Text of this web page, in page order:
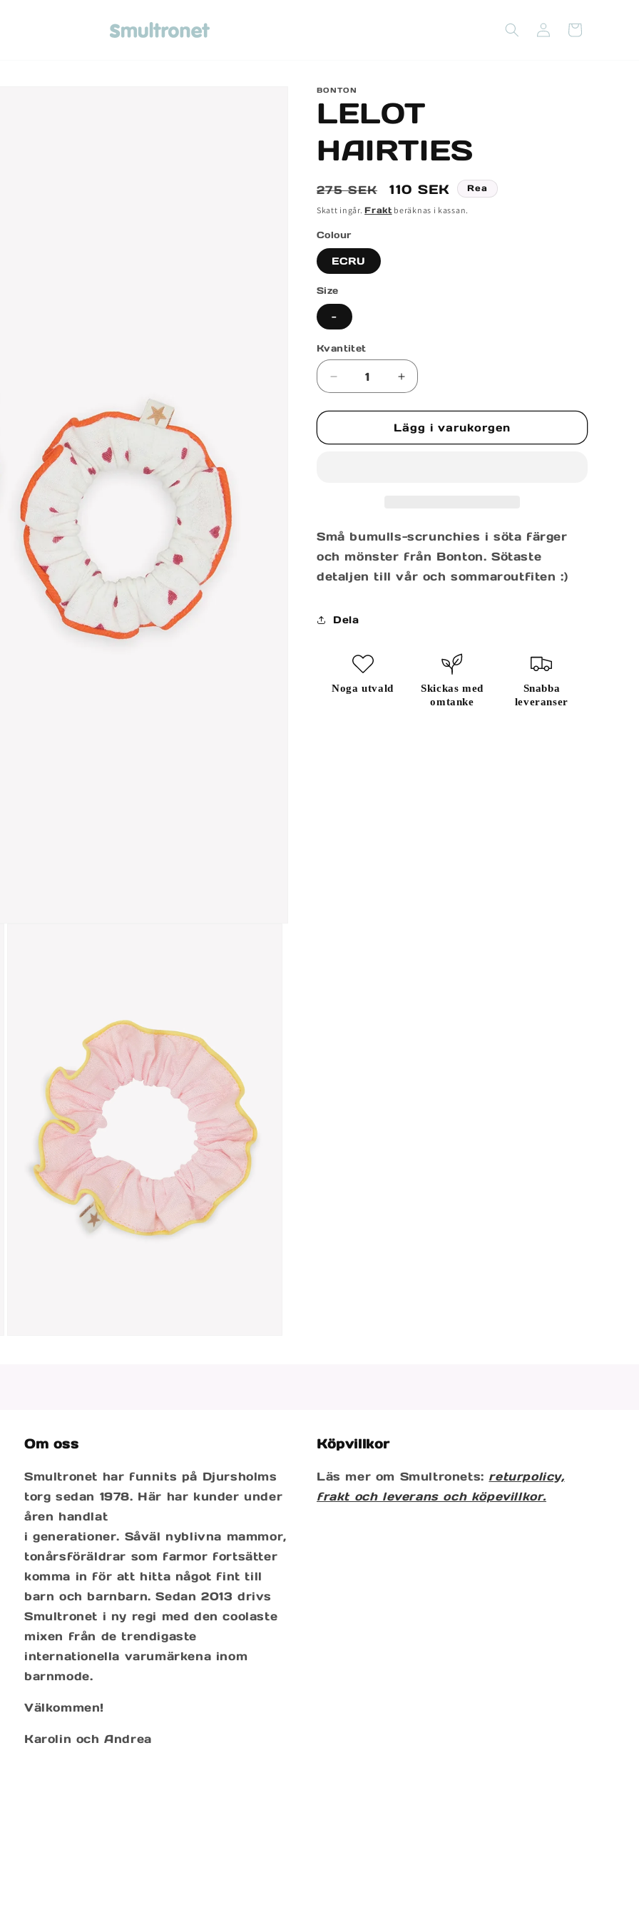
Logga
Varukorg
BONTON
LELOT
HAIRTIES
Ordinarie
pris
275 SEK Försäljningspris
110 SEK Rea
Skatt ingår.Fraktberäknas i kassan.
Colour
ECRU
Size
-
Kvantitet
Minska
för
HAIRTIES
Öka
för
LELOT
HAIRTIES
Lägg i varukorgen
Små bumulls-scrunchies i söta färger
och mönster från Bonton. Sötaste
detaljen till vår och sommaroutfiten :)
Dela
Noga utvald
Skickas med
omtanke
Snabba
leveranser
Om oss
Smultronet har funnits på Djursholms
torg sedan 1978. Här har kunder under
åren handlat
i generationer. Såväl nyblivna mammor,
tonårsföräldrar som farmor fortsätter
komma in för att hitta något fint till
barn och barnbarn. Sedan 2013 drivs
Smultronet i ny regi med den coolaste
mixen från de trendigaste
internationella varumärkena inom
barnmode.
Välkommen!
Karolin och Andrea
Köpvillkor
Läs mer om Smultronets: returpolicy,
frakt och leverans och köpevillkor.